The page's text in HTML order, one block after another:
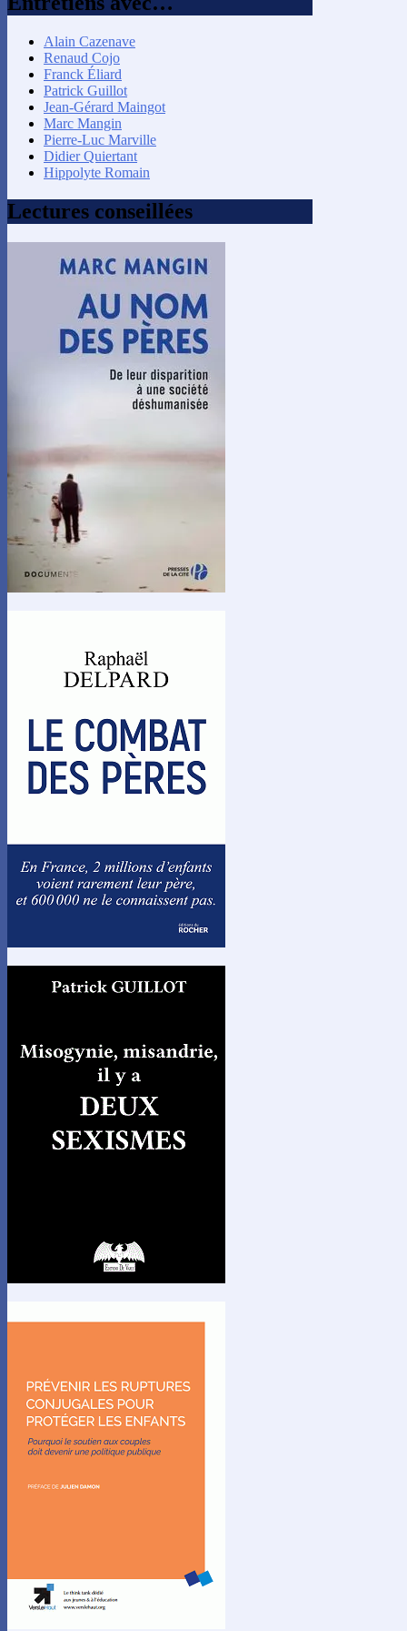
Alain Cazenave
Renaud Cojo
Franck Éliard
Patrick Guillot
Jean-Gérard Maingot
Marc Mangin
Pierre-Luc Marville
Didier Quiertant
Hippolyte Romain
Lectures conseillées